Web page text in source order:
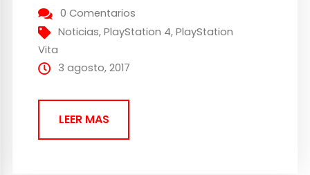
llegar a la cima de las lista de los juegos
más vendidos de PlayStation 4. Crash
Bandicoot N. Sane...
0 Comentarios
Noticias,PlayStation 4,PlayStation
Vita
3 agosto, 2017
LEER MAS